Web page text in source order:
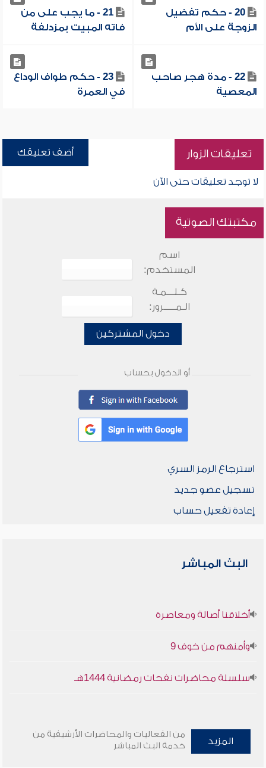
20 - حكم تفضيل
الزوجة على الأم
21 - ما يجب على من
فاته المبيت بمزدلفة
22 - مدة هجر صاحب
المعصية
23 - حكم طواف الوداع
في العمرة
تعليقات الزوار أضف تعليقك
لا توجد تعليقات حتى الآن
مكتبتك الصوتية
اسم
المستخدم:
كـلـــمـة
الـمـــــرور:
دخول المشتركين
أو الدخول بحساب
استرجاع الرمز السري
تسجيل عضو جديد
إعادة تفعيل حساب
البث المباشر
أخلاقنا أصالة ومعاصرة
وأمنهم من خوف 9
سلسلة محاضرات نفحات رمضانية 1444هـ
المزيد
من الفعاليات والمحاضرات الأرشيفية من
خدمة البث المباشر